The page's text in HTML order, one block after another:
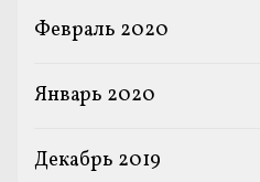
Февраль 2020
Январь 2020
Декабрь 2019